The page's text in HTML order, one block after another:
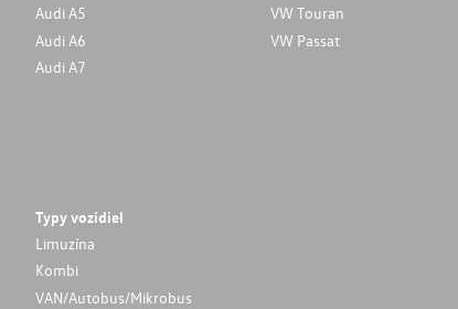
Audi A5
Audi A6
Audi A7
VW Touran
VW Passat
Typy vozidiel
Limuzína
Kombi
VAN/Autobus/Mikrobus